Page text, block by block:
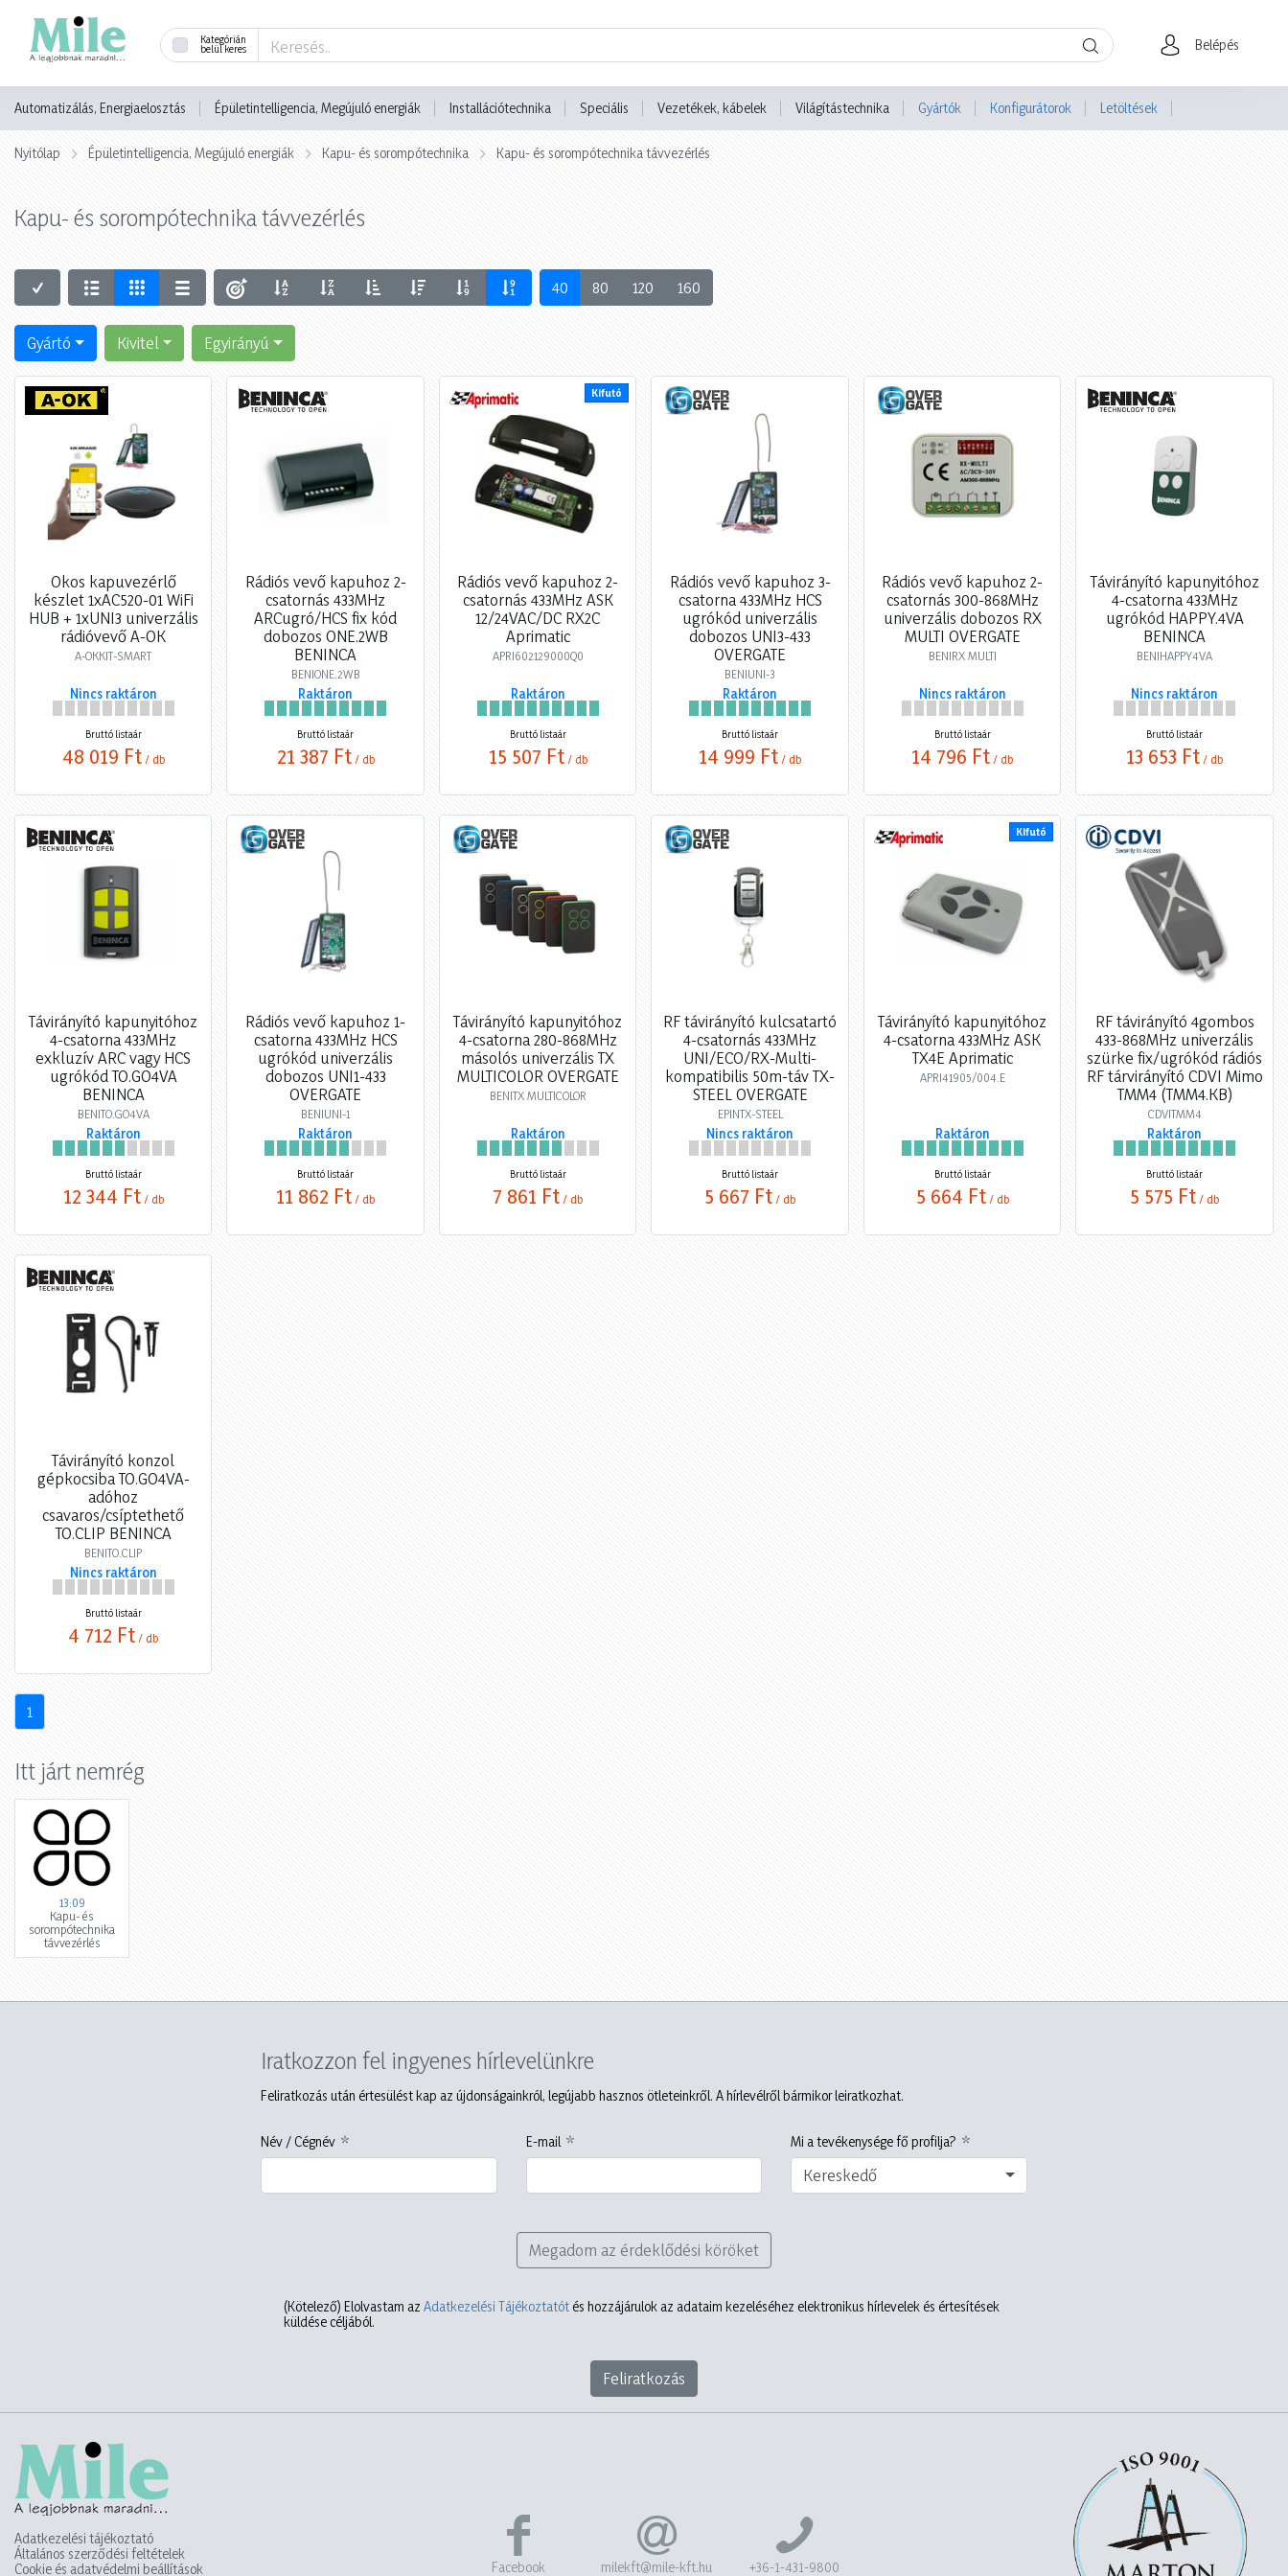
Kategórián
belül keres Belépés
Automatizálás, Energiaelosztás Épületintelligencia, Megújuló energiák Installációtechnika Speciális Vezetékek, kábelek Világítástechnika Gyártók Konfigurátorok Letöltések
Nyitólap Épületintelligencia, Megújuló energiák Kapu- és sorompótechnika Kapu- és sorompótechnika távvezérlés
Kapu- és sorompótechnika távvezérlés
40 80 120 160
Gyártó Kivitel Egyirányú
Okos kapuvezérlő
készlet 1xAC520-01 WiFi
HUB + 1xUNI3 univerzális
rádióvevő A-OK
A-OKKIT-SMART
Nincs raktáron
Bruttó listaár
48 019 Ft / db
Rádiós vevő kapuhoz 2-
csatornás 433MHz
ARCugró/HCS fix kód
dobozos ONE.2WB
BENINCA
BENIONE.2WB
Raktáron
Bruttó listaár
21 387 Ft / db
Kifutó
Rádiós vevő kapuhoz 2-
csatornás 433MHz ASK
12/24VAC/DC RX2C
Aprimatic
APRI602129000Q0
Raktáron
Bruttó listaár
15 507 Ft / db
Rádiós vevő kapuhoz 3-
csatorna 433MHz HCS
ugrókód univerzális
dobozos UNI3-433
OVERGATE
BENIUNI-3
Raktáron
Bruttó listaár
14 999 Ft / db
Rádiós vevő kapuhoz 2-
csatornás 300-868MHz
univerzális dobozos RX
MULTI OVERGATE
BENIRX MULTI
Nincs raktáron
Bruttó listaár
14 796 Ft / db
Távirányító kapunyitóhoz
4-csatorna 433MHz
ugrókód HAPPY.4VA
BENINCA
BENIHAPPY4VA
Nincs raktáron
Bruttó listaár
13 653 Ft / db
Távirányító kapunyitóhoz
4-csatorna 433MHz
exkluzív ARC vagy HCS
ugrókód TO.GO4VA
BENINCA
BENITO.GO4VA
Raktáron
Bruttó listaár
12 344 Ft / db
Rádiós vevő kapuhoz 1-
csatorna 433MHz HCS
ugrókód univerzális
dobozos UNI1-433
OVERGATE
BENIUNI-1
Raktáron
Bruttó listaár
11 862 Ft / db
Távirányító kapunyitóhoz
4-csatorna 280-868MHz
másolós univerzális TX
MULTICOLOR OVERGATE
BENITX MULTICOLOR
Raktáron
Bruttó listaár
7 861 Ft / db
RF távirányító kulcsatartó
4-csatornás 433MHz
UNI/ECO/RX-Multi-
kompatibilis 50m-táv TX-
STEEL OVERGATE
EPINTX-STEEL
Nincs raktáron
Bruttó listaár
5 667 Ft / db
Kifutó
Távirányító kapunyitóhoz
4-csatorna 433MHz ASK
TX4E Aprimatic
APRI41905/004.E
Raktáron
Bruttó listaár
5 664 Ft / db
RF távirányító 4gombos
433-868MHz univerzális
szürke fix/ugrókód rádiós
RF tárvirányító CDVI Mimo
TMM4 (TMM4.KB)
CDVITMM4
Raktáron
Bruttó listaár
5 575 Ft / db
Távirányító konzol
gépkocsiba TO.GO4VA-
adóhoz
csavaros/csíptethető
TO.CLIP BENINCA
BENITO.CLIP
Nincs raktáron
Bruttó listaár
4 712 Ft / db
1
Itt járt nemrég
13:09
Kapu- és
sorompótechnika
távvezérlés
Iratkozzon fel ingyenes hírlevelünkre
Feliratkozás után értesülést kap az újdonságainkról, legújabb hasznos ötleteinkről. A hírlevélről bármikor leiratkozhat.
Név / Cégnév E-mail Mi a tevékenysége fő profilja?
Kereskedő
Megadom az érdeklődési köröket
(Kötelező) Elolvastam az Adatkezelési Tájékoztatót és hozzájárulok az adataim kezeléséhez elektronikus hírlevelek és értesítések
küldése céljából.
Feliratkozás
Adatkezelési tájékoztató
Általános szerződési feltételek
Cookie és adatvédelmi beállítások
Facebook milekft@mile-kft.hu +36-1-431-9800